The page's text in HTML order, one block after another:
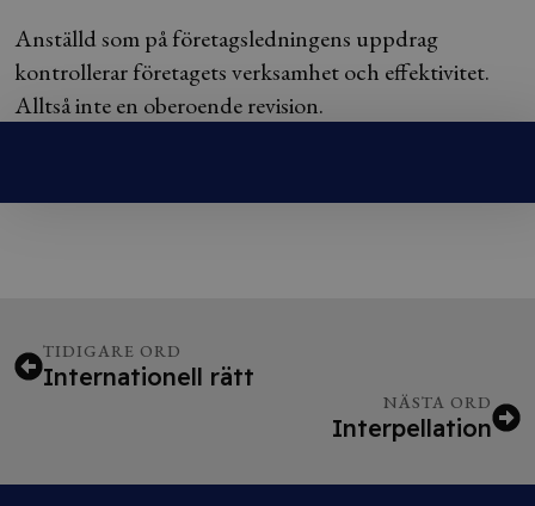
Anställd som på företagsledningens uppdrag
kontrollerar företagets verksamhet och effektivitet.
Alltså inte en oberoende revision.
TIDIGARE ORD
Internationell rätt
NÄSTA ORD
Interpellation